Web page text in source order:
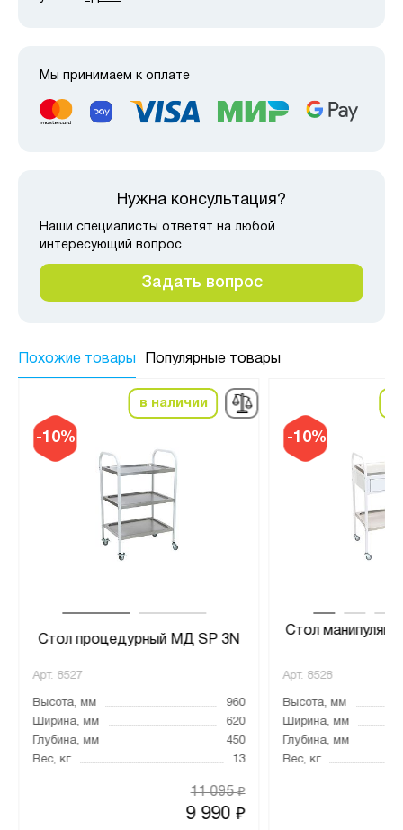
Мы принимаем к оплате
Нужна консультация?
Наши специалисты ответят на любой
интересующий вопрос
Задать вопрос
Похожие товары Популярные товары
-10%
в наличии
Стол процедурный МД SP 3N
Арт. 8527
Высота, мм
960
Ширина, мм
620
Глубина, мм
450
Вес, кг
13
9 990₽
11 095₽
-10%
Стол
Арт. 8528
Высота, мм
Ширина, мм
Глубина, мм
Вес, кг